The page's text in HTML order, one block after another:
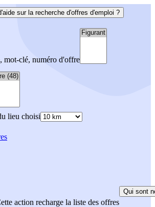
sur la recherche d'offres d'emploi ?
mot-clé, numéro d'offre
lieu choisi
action recharge la liste des offres
Qui sont